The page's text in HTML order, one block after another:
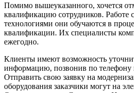
Помимо вышеуказанного, хочется
квалификацию сотрудников.
технологиями они обучаются в
квалификации. Их специалисты
ежегодно.
Клиенты имеют возможность
информацию, позвонив по
Отправить свою заявку на
оборудования заказчики могут на